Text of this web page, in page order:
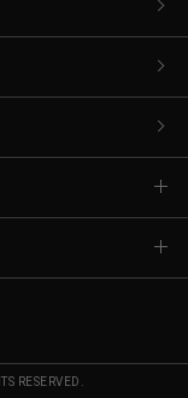
RESERVED.